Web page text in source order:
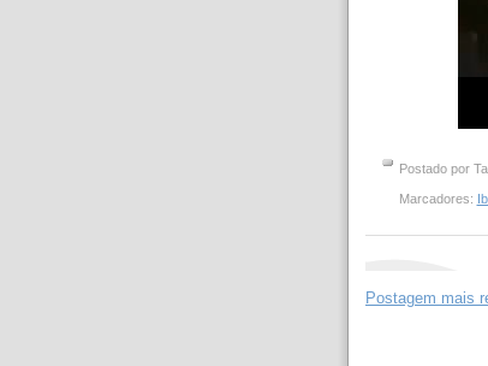
Postado por
Marcadores:
Postagem mais